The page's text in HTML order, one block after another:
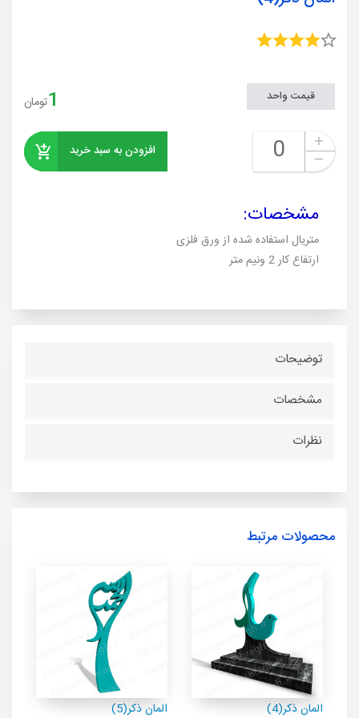
قیمت واحد 1تومان
افزودن به سبد خرید
مشخصات:
متریال استفاده شده از ورق فلزی
ارتفاع کار 2 ونیم متر
توضیحات
مشخصات
نظرات
محصولات مرتبط
المان ذکر(5) المان ذکر(4)